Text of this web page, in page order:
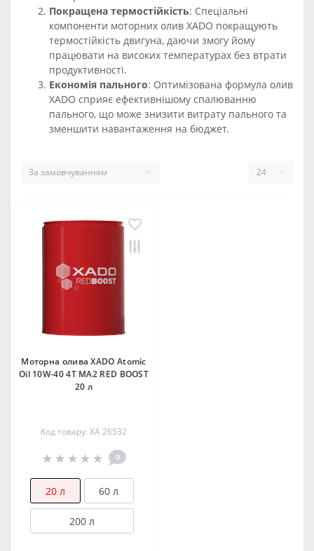
Покращена термостійкість: Спеціальні
компоненти моторних олив XADO покращують
термостійкість двигуна, даючи змогу йому
працювати на високих температурах без втрати
продуктивності.
Економія пального: Оптимізована формула олив
XADO сприяє ефективнішому спалюванню
пального, що може знизити витрату пального та
зменшити навантаження на бюджет.
Моторна олива XADO Atomic
Oil 10W-40 4T MA2 RED BOOST
20 л
Код товару: XA 26532
0
20 л 60 л
200 л